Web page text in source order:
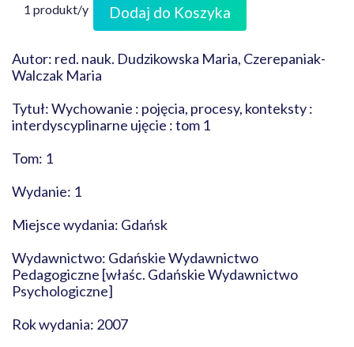
1 produkt/y Dodaj do Koszyka
Autor: red. nauk. Dudzikowska Maria, Czerepaniak-
Walczak Maria
Tytuł: Wychowanie : pojęcia, procesy, konteksty :
interdyscyplinarne ujęcie : tom 1
Tom: 1
Wydanie: 1
Miejsce wydania: Gdańsk
Wydawnictwo: Gdańskie Wydawnictwo
Pedagogiczne [właśc. Gdańskie Wydawnictwo
Psychologiczne]
Rok wydania: 2007